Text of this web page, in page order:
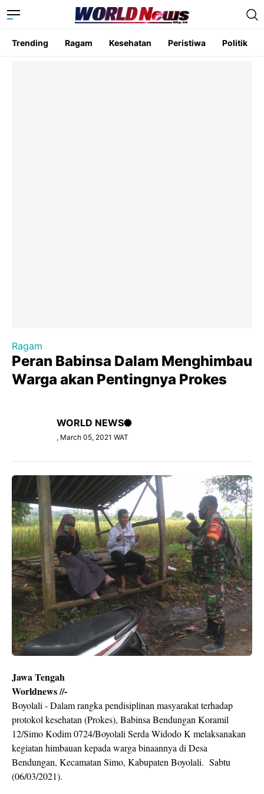
Trending Ragam Kesehatan Peristiwa Politik
Ragam
Peran Babinsa Dalam Menghimbau
Warga akan Pentingnya Prokes
WORLD NEWS
, March 05, 2021 WAT
Jawa Tengah
Worldnews //-
Boyolali - Dalam rangka pendisiplinan masyarakat terhadap
protokol kesehatan (Prokes), Babinsa Bendungan Koramil
12/Simo Kodim 0724/Boyolali Serda Widodo K melaksanakan
kegiatan himbauan kepada warga binaannya di Desa
Bendungan, Kecamatan Simo, Kabupaten Boyolali. Sabtu
(06/03/2021).